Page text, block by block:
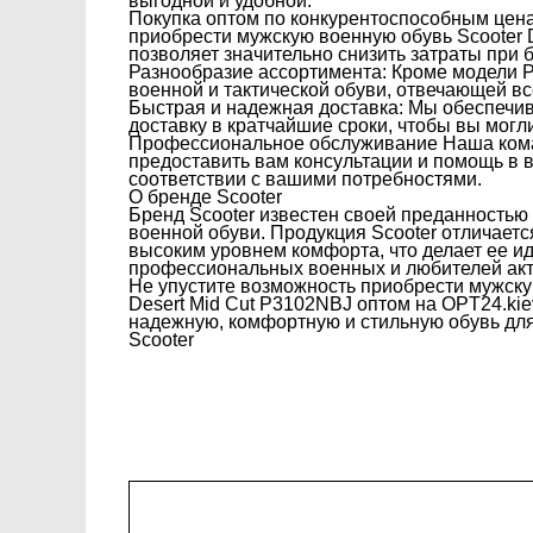
Покупка оптом по конкурентоспособным
приобрести мужскую военную обувь Scooter
позволяет значительно снизить затраты
Разнообразие ассортимента: Кроме модели
военной и тактической обуви, отвечающей
Быстрая и надежная доставка: Мы
доставку в кратчайшие сроки, чтобы вы
Профессиональное обслуживание Наша
предоставить вам консультации и помощь
соответствии с вашими потребностями.
О бренде Scooter
Бренд Scooter известен своей
военной обуви. Продукция Scooter
высоким уровнем комфорта, что делает ее
профессиональных военных и любителей
Не упустите возможность приобрести
Desert Mid Cut P3102NBJ оптом на
надежную, комфортную и стильную обувь
Scooter